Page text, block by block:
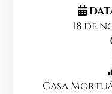
18 de
Casa